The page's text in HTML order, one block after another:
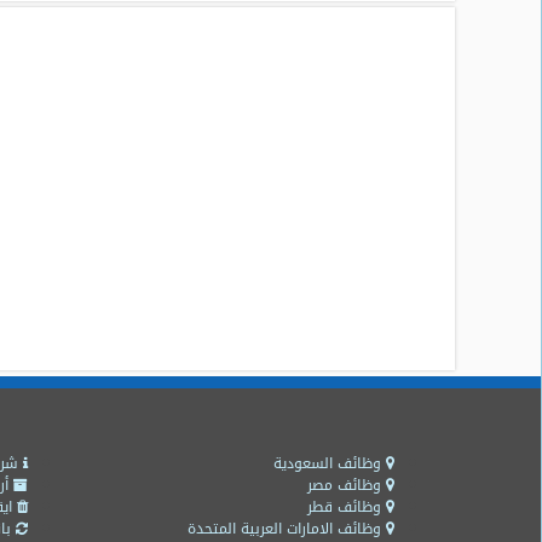
وظائف السعودية
وظائف مصر
وظائف قطر
وظائف الامارات العربية المتحدة